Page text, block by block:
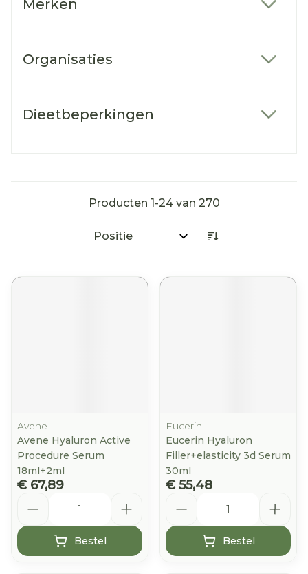
Merken
Organisaties
Dieetbeperkingen
Producten 1-24van 270
Sorteer op:
Avene
Avene Hyaluron Active
Procedure Serum
18ml+2ml
€ 67,89
Bestel
Eucerin
Eucerin Hyaluron
Filler+elasticity 3d Serum
30ml
€ 55,48
Bestel